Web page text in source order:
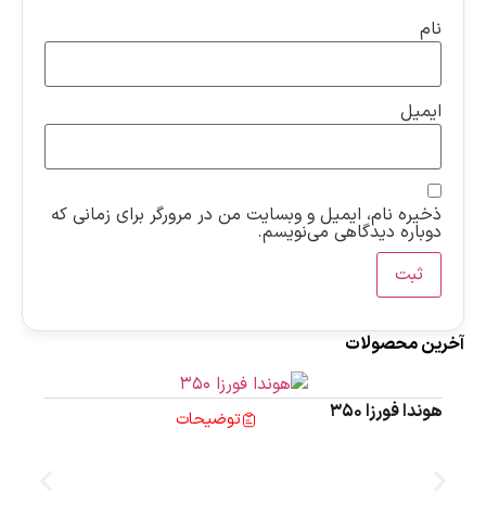
نام
ایمیل
ذخیره نام، ایمیل و وبسایت من در مرورگر برای زمانی که
دوباره دیدگاهی می‌نویسم.
آخرین محصولات
هوندا فورزا 350 توضیحات